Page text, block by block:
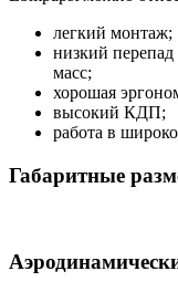
легкий монтаж;
низкий
масс;
хорошая
высокий КДП;
работа в
Габаритные